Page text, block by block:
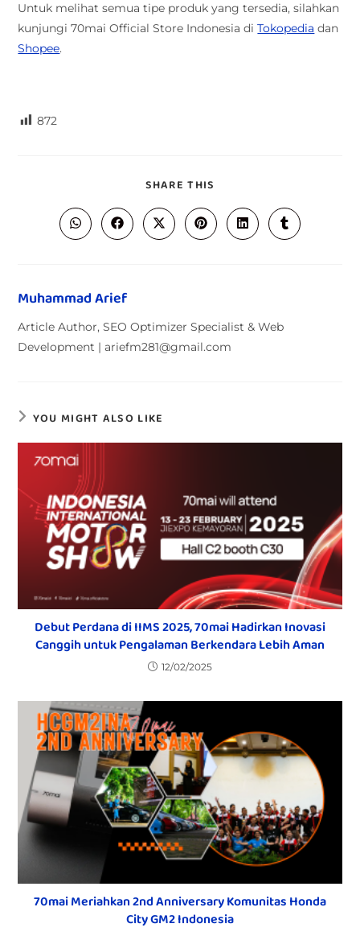
Untuk melihat semua tipe produk yang tersedia, silahkan
kunjungi 70mai Official Store Indonesia diTokopedia dan
Shopee.
872
SHARE THIS
Muhammad Arief
Article Author, SEO Optimizer Specialist & Web
Development | ariefm281@gmail.com
YOU MIGHT ALSO LIKE
Debut Perdana di IIMS 2025, 70mai Hadirkan Inovasi
Canggih untuk Pengalaman Berkendara Lebih Aman
12/02/2025
70mai Meriahkan 2nd Anniversary Komunitas Honda
City GM2 Indonesia